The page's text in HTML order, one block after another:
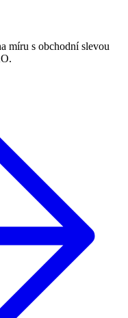
míru s obchodní slevou